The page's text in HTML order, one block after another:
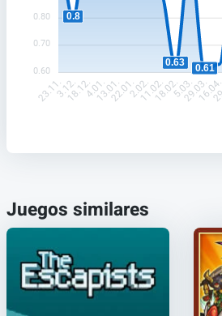
0.80
0.70
0.60
0.8
0.63 0.61
23.11.3.12.18.12.4.01.13.01.22.01.2.02.11.02.18.02.5.03.29.03.
Juegos similares